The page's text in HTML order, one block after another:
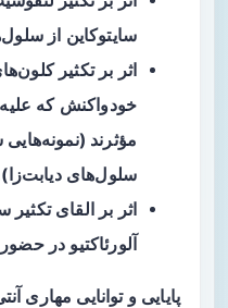
سایتوکاین از
اثر بر تکثیر
خودواکنش که
مؤثرند
سلول‌های
اثر بر القای تکثیر
آلورئاکتیو در حضور
پایایی و توانایی مهاری